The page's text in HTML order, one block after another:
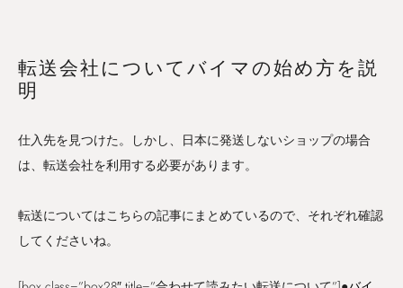
転送会社についてバイマの始め方を説
明
仕入先を見つけた。しかし、日本に発送しないショップの場合
は、転送会社を利用する必要があります。
転送についてはこちらの記事にまとめているので、それぞれ確認
してくださいね。